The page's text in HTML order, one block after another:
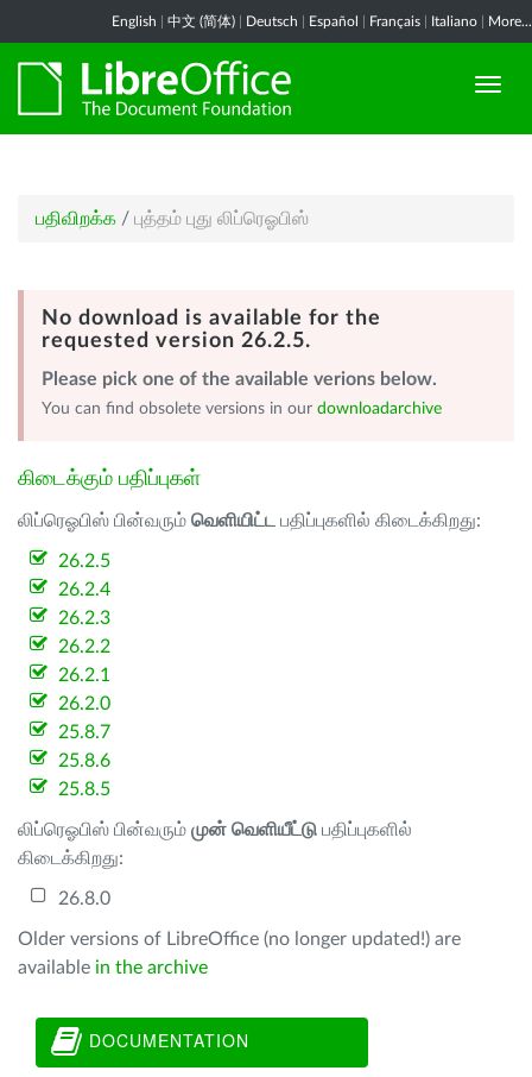
English 中文 (简体) Deutsch Español Français Italiano More...
பதிவிறக்க / புத்தம் புது லிப்ரெஓபிஸ்
No download is available for the
requested version 26.2.5.
Please pick one of the available verions below.
You can find obsolete versions in our downloadarchive
கிடைக்கும் பதிப்புகள்
லிப்ரெஓபிஸ் பின்வரும் வெளியிட்ட பதிப்புகளில் கிடைக்கிறது:
26.2.5
26.2.4
26.2.3
26.2.2
26.2.1
26.2.0
25.8.7
25.8.6
25.8.5
லிப்ரெஓபிஸ் பின்வரும் முன் வெளியீட்டு பதிப்புகளில்
கிடைக்கிறது:
26.8.0
Older versions of LibreOffice (no longer updated!) are
available in the archive
DOCUMENTATION